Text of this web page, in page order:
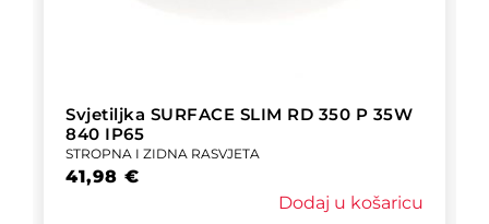
Svjetiljka SURFACE SLIM RD 350 P 35W
840 IP65
STROPNA I ZIDNA RASVJETA
41,98 €
Dodaj u košaricu